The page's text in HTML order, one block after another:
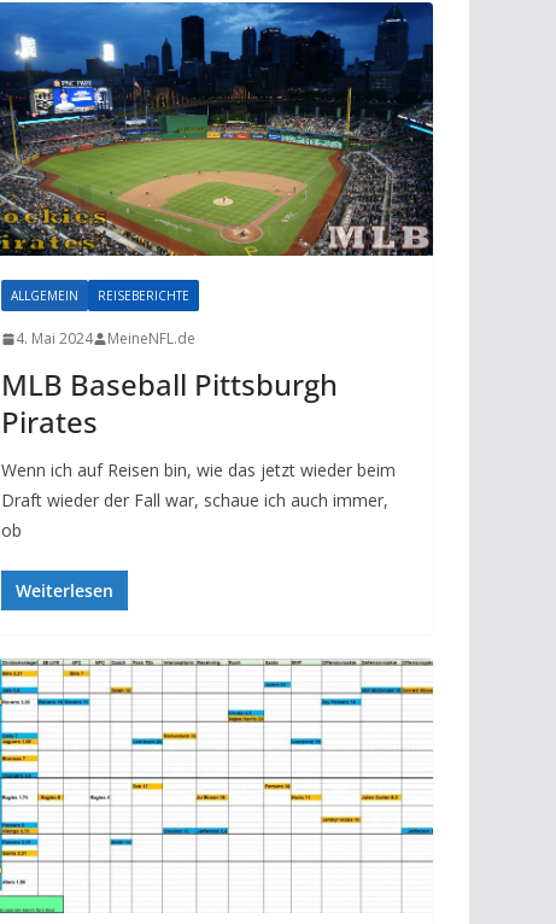
ALLGEMEIN REISEBERICHTE
4. Mai 2024 MeineNFL.de
MLB Baseball Pittsburgh
Pirates
Wenn ich auf Reisen bin, wie das jetzt wieder beim
Draft wieder der Fall war, schaue ich auch immer,
ob
Weiterlesen